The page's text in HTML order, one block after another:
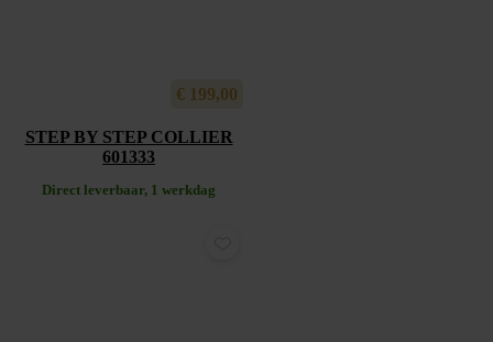
€ 199,00
STEP BY STEP COLLIER
601333
Direct leverbaar, 1 werkdag